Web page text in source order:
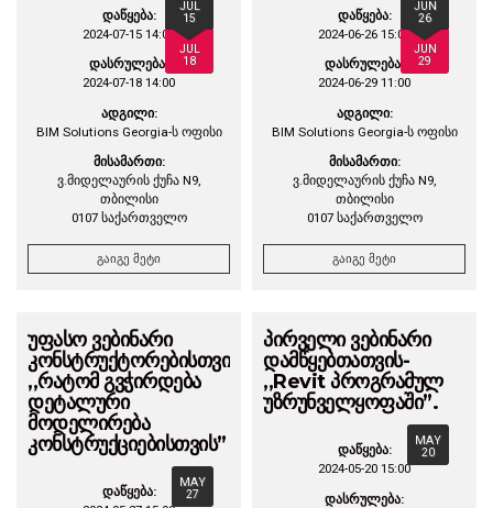
JUL
15
JUL
18
დაწყება:
2024-07-15 14:00
დასრულება:
2024-07-18 14:00
ადგილი:
BIM Solutions Georgia-ს ოფისი
მისამართი:
ვ.მიდელაურის ქუჩა N9,
თბილისი
0107 საქართველო
გაიგე მეტი
JUN
26
JUN
29
დაწყება:
2024-06-26 15:00
დასრულება:
2024-06-29 11:00
ადგილი:
BIM Solutions Georgia-ს ოფისი
მისამართი:
ვ.მიდელაურის ქუჩა N9,
თბილისი
0107 საქართველო
გაიგე მეტი
უფასო ვებინარი
კონსტრუქტორებისთვის-
,,რატომ გვჭირდება
დეტალური
მოდელირება
კონსტრუქციებისთვის”
MAY
27
დაწყება:
პირველი ვებინარი
დამწყებთათვის-
,,Revit პროგრამულ
უზრუნველყოფაში”.
MAY
20
დაწყება:
2024-05-20 15:00
დასრულება: